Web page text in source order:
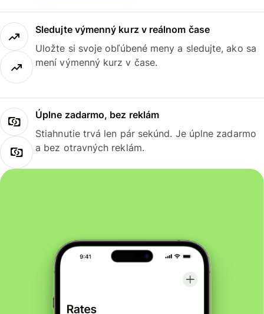
Sledujte výmenný kurz v reálnom čase
Uložte si svoje obľúbené meny a sledujte, ako sa
mení výmenný kurz v čase.
Úplne zadarmo, bez reklám
Stiahnutie trvá len pár sekúnd. Je úplne zadarmo
a bez otravných reklám.